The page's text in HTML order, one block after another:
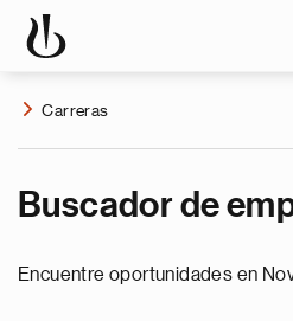
Carreras
Buscador de
Encuentre oportunidades en